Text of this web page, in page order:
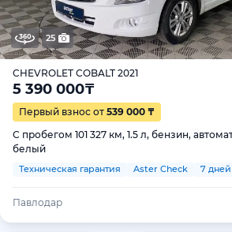
25
CHEVROLET COBALT 2021
5 390 000₸
Первый взнос от 539 000 ₸
С пробегом 101 327 км, 1.5 л, бензин,
белый
Техническая гарантия Aster Check 7
Павлодар